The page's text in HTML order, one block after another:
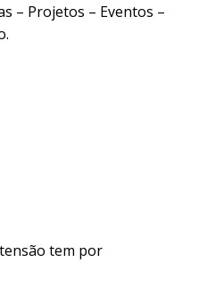
– Projetos – Eventos –
tem por